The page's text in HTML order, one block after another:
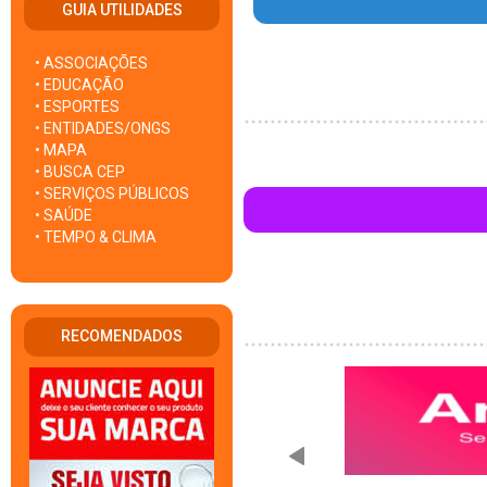
GUIA UTILIDADES
• ASSOCIAÇÕES
• EDUCAÇÃO
• ESPORTES
• ENTIDADES/ONGS
• MAPA
• BUSCA CEP
• SERVIÇOS PÚBLICOS
• SAÚDE
• TEMPO & CLIMA
RECOMENDADOS